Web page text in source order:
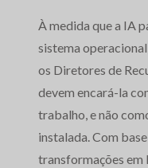
À medida que a IA
sistema
os Diretores de
devem encará-la
trabalho, e não
instalada. Com
transformações em